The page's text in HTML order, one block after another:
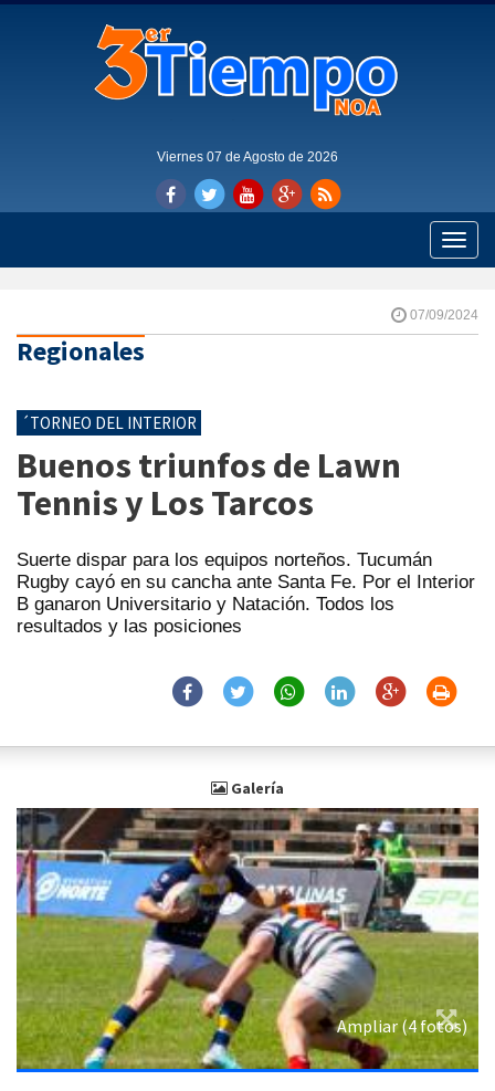
Viernes 07 de Agosto de 2026
Toggle
07/09/2024
Regionales
´TORNEO DEL INTERIOR
Buenos triunfos de Lawn
Tennis y Los Tarcos
Suerte dispar para los equipos norteños. Tucumán
Rugby cayó en su cancha ante Santa Fe. Por el Interior
B ganaron Universitario y Natación. Todos los
resultados y las posiciones
Galería
Ampliar (4 fotos)